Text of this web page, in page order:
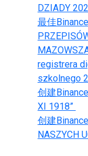
DZIADY
最佳
registrera
szkolnego
创建
XI 1918”
创建
NASZYCH